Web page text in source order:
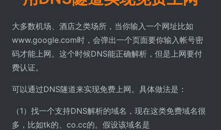
大多数机场、酒店之类场所，当你输入一个网址比如
www.google.com时，会弹出一个页面要你输入帐号密
码才能上网。这个时候DNS能正确解析，但是上网要付
费认证。
可以通过DNS隧道来实现免费上网。具体做法是：
（1）找一个支持DNS解析的域名，现在这类免费域名很
多，比如tk的、co.cc的。假设该域名是